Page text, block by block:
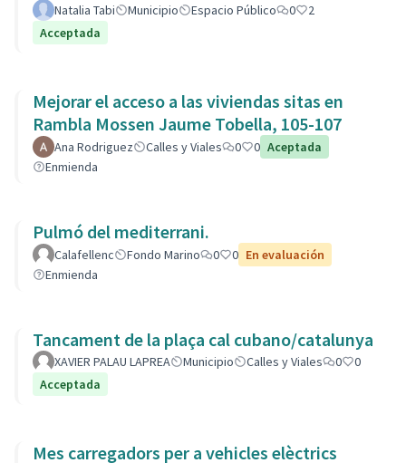
Natalia Tabi Municipio Espacio Público 0
2
Acceptada
Mejorar el acceso a las viviendas sitas en
Rambla Mossen Jaume Tobella, 105-107
Ana Rodriguez Calles y Viales 0 0 Aceptada
Enmienda
Pulmó del mediterrani.
Calafellenc Fondo Marino 0 0 En evaluación
Enmienda
Tancament de la plaça cal cubano/catalunya
XAVIER PALAU LAPREA Municipio Calles y Viales 0
0
Acceptada
Mes carregadors per a vehicles elèctrics